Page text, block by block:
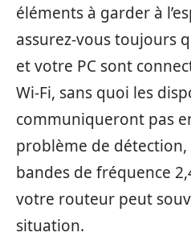
éléments à garder à
assurez-vous toujours
et votre PC sont
Wi-Fi, sans quoi les
communiqueront pas
problème de
bandes de fréquence
votre routeur peut
situation.